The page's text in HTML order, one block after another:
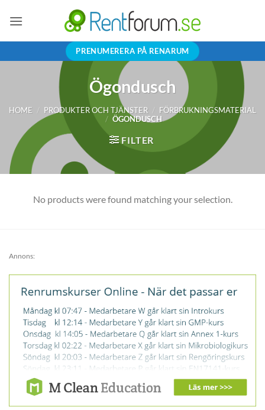
PRENUMERERA PÅ RENARUM
Ögondusch
HOME / PRODUKTER OCH TJÄNSTER / FÖRBRUKNINGSMATERIAL
/ ÖGONDUSCH
FILTER
No products were found matching your selection.
Annons: